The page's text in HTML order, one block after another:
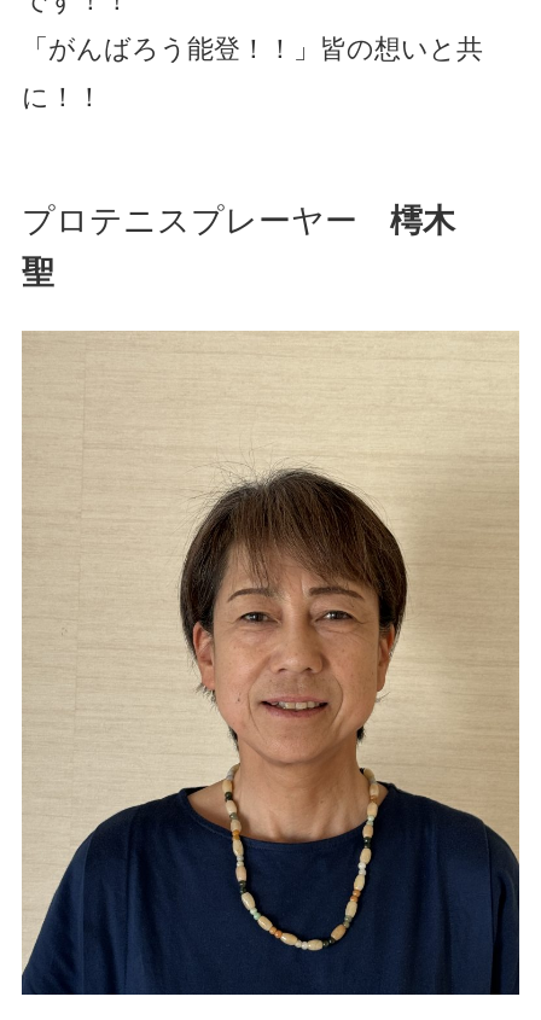
「がんばろう能登！！」皆の想いと共
に！！
プロテニスプレーヤー 樗木
聖